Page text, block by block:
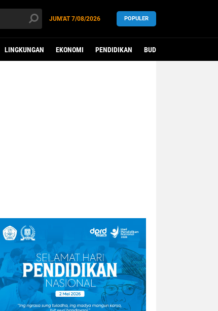
JUM'AT7/08/2026 POPULER
LINGKUNGAN EKONOMI PENDIDIKAN BUDAYA